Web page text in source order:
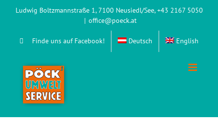
Inhalt
Ludwig Boltzmannstraße 1, 7100 Neusiedl/See, +43 2167 5050
| office@poeck.at
Finde uns auf Facebook! Deutsch English